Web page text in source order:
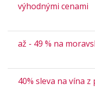
výhodnými cenami
až - 49 % na
40% sleva na vína